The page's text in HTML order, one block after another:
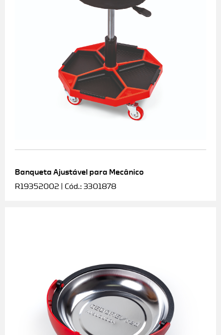
Banqueta Ajustável para Mecânico
R19352002 | Cód.: 3301878